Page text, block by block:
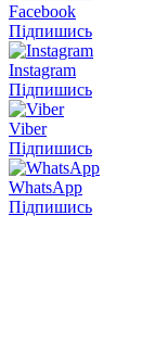
Facebook
Підпишись
Instagram
Підпишись
Viber
Підпишись
WhatsApp
Підпишись